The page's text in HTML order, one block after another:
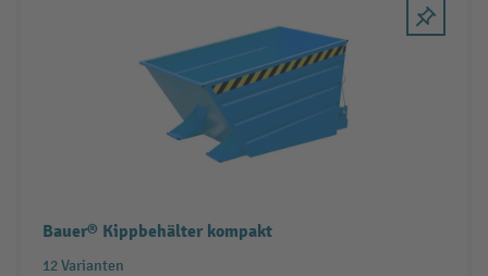
Bauer® Kippbehälter kompakt
12 Varianten